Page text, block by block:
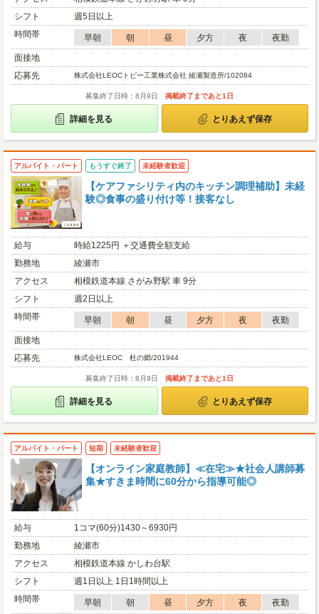
シフト
週5日以上
時間帯
早朝 朝 昼 夕方 夜
夜勤
面接地
応募先
株式会社LEOCトピー工業株式会社 綾瀬製造所/102084
募集終了日時：8月9日 掲載終了まであと1日
詳細を見る とりあえず保存
アルバイト・パート もうすぐ終了 未経験者歓迎
【ケアファシリティ内のキッチン調理補助】未経
験◎食事の盛り付け等！接客なし
給与
時給1225円 ＋交通費全額支給
勤務地
綾瀬市
アクセス
相模鉄道本線 さがみ野駅 車 9分
シフト
週2日以上
時間帯
早朝 朝 昼 夕方 夜
夜勤
面接地
応募先
株式会社LEOC 杜の郷/201944
募集終了日時：8月9日 掲載終了まであと1日
詳細を見る とりあえず保存
アルバイト・パート 短期 未経験者歓迎
【オンライン家庭教師】≪在宅≫★社会人講師募
集★すきま時間に60分から指導可能◎
給与
1コマ(60分)1430～6930円
勤務地
綾瀬市
アクセス
相模鉄道本線 かしわ台駅
シフト
週1日以上 1日1時間以上
時間帯
早朝 朝 昼 夕方 夜
夜勤